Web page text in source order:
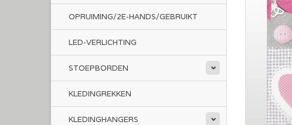
OPRUIMING/2E-HANDS/GEBRUIKT
LED-VERLICHTING
STOEPBORDEN
KLEDINGREKKEN
KLEDINGHANGERS